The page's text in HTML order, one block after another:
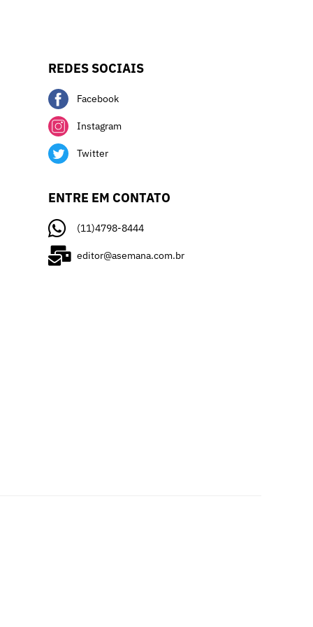
REDES SOCIAIS
Facebook
Instagram
Twitter
ENTRE EM CONTATO
(11)4798-8444
editor@asemana.com.br